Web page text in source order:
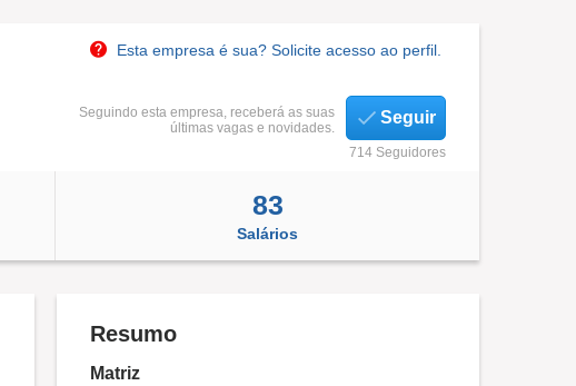
Esta empresa é sua? Solicite acesso ao perfil.
Seguindo esta empresa, receberá as suas
últimas vagas e novidades.
Seguir
714 Seguidores
83
Salários
Resumo
Matriz